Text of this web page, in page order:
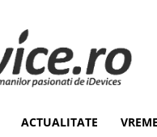
Stiri
de
Ultima
Ora
Romania,
ACTUALITATE